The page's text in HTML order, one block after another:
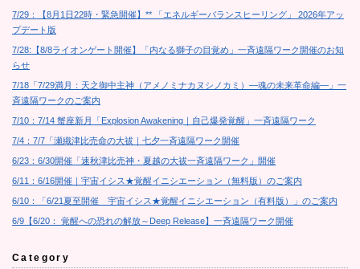
7/29：【8月1日22時・緊急開催】** 「エネルギーバランスヒーリング」 2026年アッ
プデート版
7/28:【8/8ライオンゲート開催】「内なる獅子の目覚め」一斉遠隔ワーク開催のお知
らせ
7/18「7/29満月：天之御中主神（アメノミナカヌシノカミ）―魂の未来革命編―」一
斉遠隔ワークのご案内
7/10：7/14 蟹座新月「Explosion Awakening｜自己爆発覚醒」一斉遠隔ワーク
7/4：7/7「瀬織津比売命の大祓｜七夕一斉遠隔ワーク開催
6/23：6/30開催「速秋津比売神・夏越の大祓一斉遠隔ワーク」開催
6/11：6/16開催｜宇宙イシス★覚醒イニシエーション（無料版）のご案内
6/10：「6/21夏至開催 宇宙イシス★覚醒イニシエーション（有料版）」のご案内
6/9【6/20： 覚醒への恐れの解放～Deep Release】一斉遠隔ワーク開催
Category